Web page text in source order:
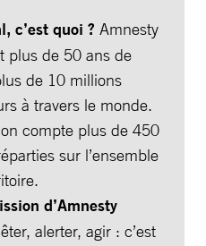
c’est quoi ? Amnesty
plus de 50 ans de
de 10 millions
à travers le monde.
compte plus de 450
sur l’ensemble
d’Amnesty
alerter, agir : c’est